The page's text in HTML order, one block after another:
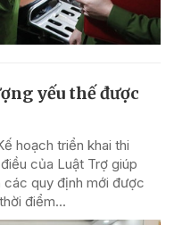
yếu thế được
hoạch triển khai thi
của Luật Trợ giúp
các quy định mới được
điểm...